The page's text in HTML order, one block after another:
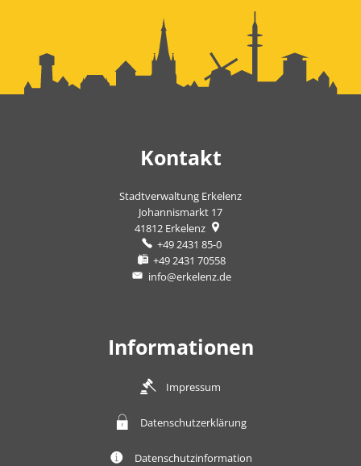
Kontakt
Stadtverwaltung Erkelenz
Johannismarkt 17
41812 Erkelenz
+49 2431 85-0
+49 2431 70558
info@erkelenz.de
Informationen
Impressum
Datenschutzerklärung
Datenschutzinformation